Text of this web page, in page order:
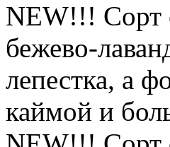
NEW!!! Сорт
бежево-
лепестка, а
каймой и